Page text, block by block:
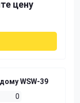
цену
WSW-39
0